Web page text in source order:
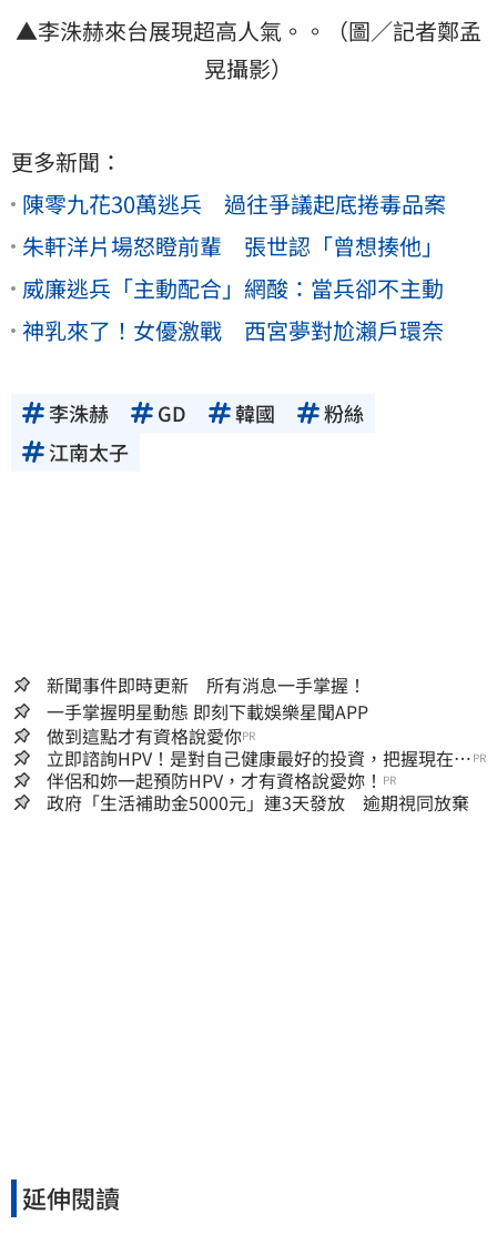
▲李洙赫來台展現超高人氣。。（圖／記者鄭孟
晃攝影）
更多新聞：
陳零九花30萬逃兵 過往爭議起底捲毒品案
朱軒洋片場怒瞪前輩 張世認「曾想揍他」
威廉逃兵「主動配合」網酸：當兵卻不主動
神乳來了！女優激戰 西宮夢對尬瀨戶環奈
李洙赫 GD 韓國
粉絲
江南太子
新聞事件即時更新 所有消息一手掌握！
一手掌握明星動態 即刻下載娛樂星聞APP
做到這點才有資格說愛你PR
立即諮詢HPV！是對自己健康最好的投資，把握現在不
嫌晚！
PR
伴侶和妳一起預防HPV，才有資格說愛妳！ PR
政府「生活補助金5000元」連3天發放 逾期視同放棄
延伸閱讀